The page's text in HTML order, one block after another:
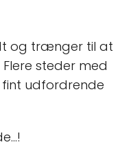
og trænger til at
steder med
udfordrende